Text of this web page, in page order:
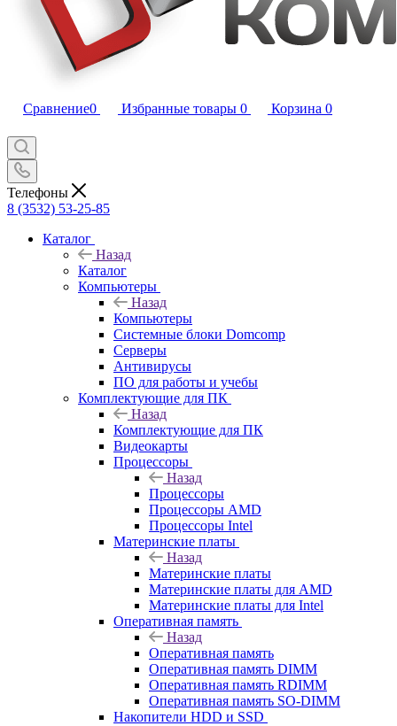
Сравнение0 Избранные товары 0 Корзина 0
Телефоны
8 (3532) 53-25-85
Каталог
Назад
Каталог
Компьютеры
Назад
Компьютеры
Системные блоки Domcomp
Серверы
Антивирусы
ПО для работы и учебы
Комплектующие для ПК
Назад
Комплектующие для ПК
Видеокарты
Процессоры
Назад
Процессоры
Процессоры AMD
Процессоры Intel
Материнские платы
Назад
Материнские платы
Материнские платы для AMD
Материнские платы для Intel
Оперативная память
Назад
Оперативная память
Оперативная память DIMM
Оперативная память RDIMM
Оперативная память SO-DIMM
Накопители HDD и SSD